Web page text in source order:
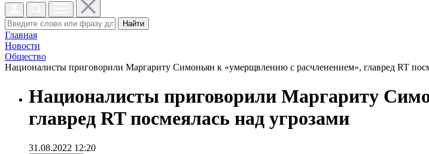
Найти
Главная
Новости
Общество
Националисты приговорили Маргариту Симоньян к «умерщвлению с расчленением», главред RT
Националисты приговорили Маргариту
главред RT посмеялась над угрозами
31.08.2022 12:20